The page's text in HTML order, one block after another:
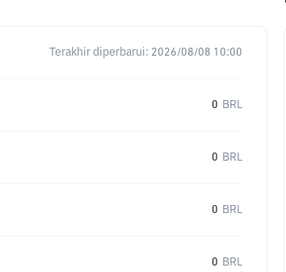
Terakhir diperbarui: 2026/08/08 10:00
0 BRL
0 BRL
0 BRL
0 BRL